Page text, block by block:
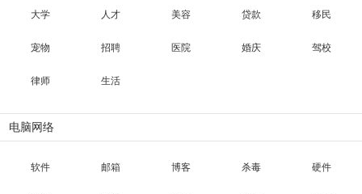
大学 人才 美容 贷款 移民
宠物 招聘 医院 婚庆 驾校
律师 生活
电脑网络
软件 邮箱 博客 杀毒 硬件